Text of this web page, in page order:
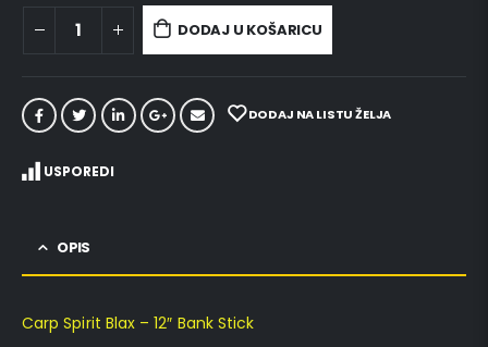
DODAJ U KOŠARICU
DODAJ NA LISTU ŽELJA
USPOREDI
OPIS
Carp Spirit Blax – 12″ Bank Stick